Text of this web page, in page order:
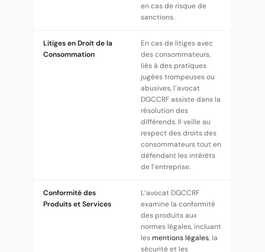
en cas de risque de
sanctions.
Litiges en Droit de la
Consommation
En cas de litiges avec
des consommateurs,
liés à des pratiques
jugées trompeuses ou
abusives, l’avocat
DGCCRF assiste dans la
résolution des
différends. Il veille au
respect des droits des
consommateurs tout en
défendant les intérêts
de l’entreprise.
Conformité des
Produits et Services
L’avocat DGCCRF
examine la conformité
des produits aux
normes légales, incluant
lesmentions légales, la
sécurité et les